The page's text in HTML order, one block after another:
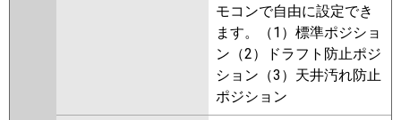
モコンで自由に設定でき
ます。（1）標準ポジショ
ン（2）ドラフト防止ポジ
ション（3）天井汚れ防止
ポジション